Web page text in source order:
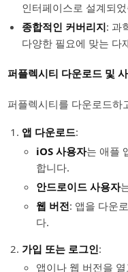
인터페이스로 설계되
종합적인 커버리지: 과
다양한 필요에 맞는 다
퍼플렉시티 다운로드 및
퍼플렉시티를 다운로드하
앱 다운로드:
iOS 사용자는 애플
합니다.
안드로이드 사용자
웹 버전: 앱을 다운
다.
가입 또는 로그인:
앱이나 웹 버전을